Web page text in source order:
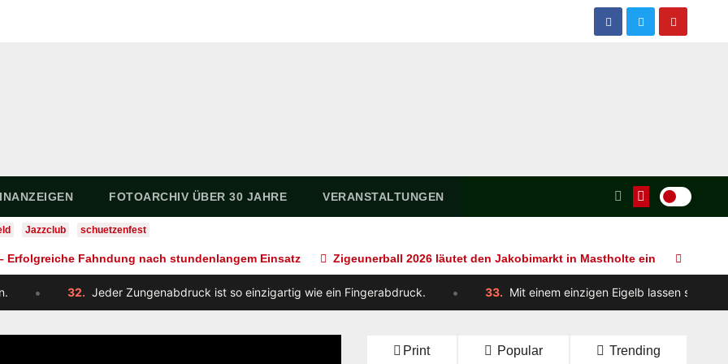
FOTOARCHIV ÜBER 30 JAHRE VERANSTALTUNGEN
Jazzclub schuetzenfest
Erfolgreiche Fahndung nach stundenlangem Einsatz Zigeunerball 2026 läutet den Jakobimarkt in Mastholte ein
Zungenabdruck ist so einzigartig wie ein Fingerabdruck. • 33. Mit einem einzigen Eigelb lassen sich rechnerisch rund 24
Print Popular Trending